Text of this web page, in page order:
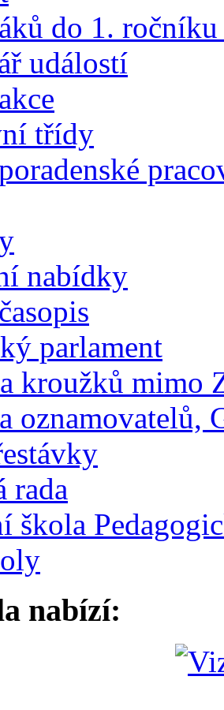
do 1.
událostí
třídy
nabídky
parlament
kroužků mimo
oznamovatelů,
rada
škola
nabízí: